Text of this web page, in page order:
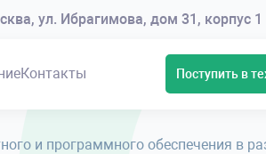
ул. Ибрагимова, дом 31, корпус 1
Контакты Поступить в
и программного обеспечения в